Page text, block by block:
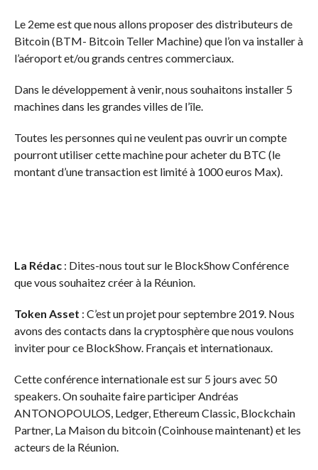
Le 2eme est que nous allons proposer des distributeurs de
Bitcoin (BTM- Bitcoin Teller Machine) que l’on va installer à
l’aéroport et/ou grands centres commerciaux.
Dans le développement à venir, nous souhaitons installer 5
machines dans les grandes villes de l’île.
Toutes les personnes qui ne veulent pas ouvrir un compte
pourront utiliser cette machine pour acheter du BTC (le
montant d’une transaction est limité à 1000 euros Max).
La Rédac: Dites-nous tout sur le BlockShow Conférence
que vous souhaitez créer à la Réunion.
Token Asset : C’est un projet pour septembre 2019. Nous
avons des contacts dans la cryptosphère que nous voulons
inviter pour ce BlockShow. Français et internationaux.
Cette conférence internationale est sur 5 jours avec 50
speakers. On souhaite faire participer Andréas
ANTONOPOULOS, Ledger, Ethereum Classic, Blockchain
Partner, La Maison du bitcoin (Coinhouse maintenant) et les
acteurs de la Réunion.